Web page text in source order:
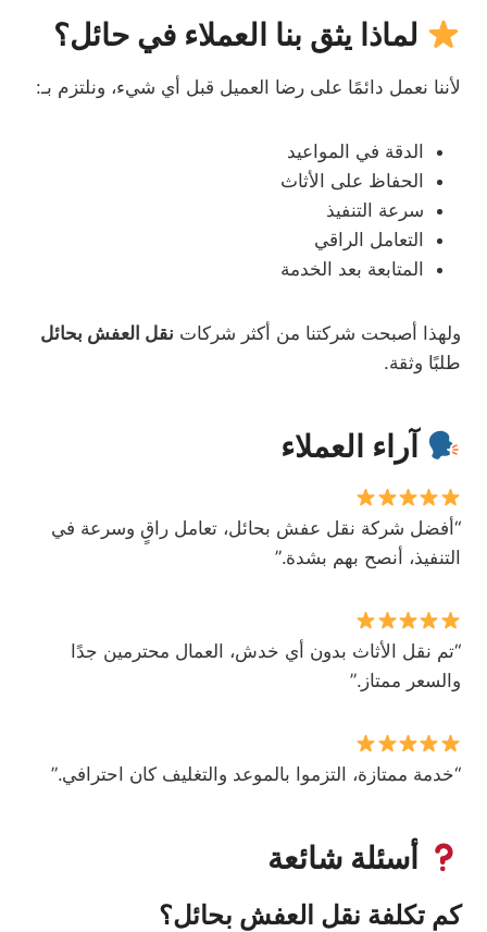
لماذا يثق بنا العملاء في حائل؟
لأننا نعمل دائمًا على رضا العميل قبل أي شيء، ونلتزم بـ:
الدقة في المواعيد
الحفاظ على الأثاث
سرعة التنفيذ
التعامل الراقي
المتابعة بعد الخدمة
ولهذا أصبحت شركتنا من أكثر شركات نقل العفش بحائل
طلبًا وثقة.
آراء العملاء
“أفضل شركة نقل عفش بحائل، تعامل راقٍ وسرعة في
التنفيذ، أنصح بهم بشدة.”
“تم نقل الأثاث بدون أي خدش، العمال محترمين جدًا
والسعر ممتاز.”
“خدمة ممتازة، التزموا بالموعد والتغليف كان احترافي.”
أسئلة شائعة
كم تكلفة نقل العفش بحائل؟